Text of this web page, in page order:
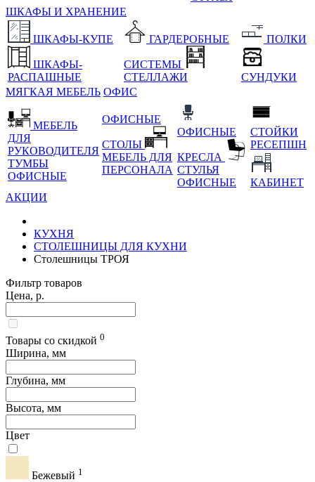
ШКАФЫ И ХРАНЕНИЕ
ШКАФЫ-КУПЕ
ШКАФЫ-
РАСПАШНЫЕ
ГАРДЕРОБНЫЕ
СИСТЕМЫ
СТЕЛЛАЖИ
ПОЛКИ
СУНДУКИ
МЯГКАЯ МЕБЕЛЬ ОФИС
МЕБЕЛЬ
ДЛЯ
РУКОВОДИТЕЛЯ
ТУМБЫ
ОФИСНЫЕ
ОФИСНЫЕ
СТОЛЫ
МЕБЕЛЬ ДЛЯ
ПЕРСОНАЛА
ОФИСНЫЕ
КРЕСЛА
СТУЛЬЯ
ОФИСНЫЕ
СТОЙКИ
РЕСЕПШН
КАБИНЕТ
АКЦИИ
КУХНЯ
СТОЛЕШНИЦЫ ДЛЯ КУХНИ
Столешницы ТРОЯ
Фильтр товаров
Цена, р.
Товары со скидкой 0
Ширина, мм
Глубина, мм
Высота, мм
Цвет
Бежевый 1